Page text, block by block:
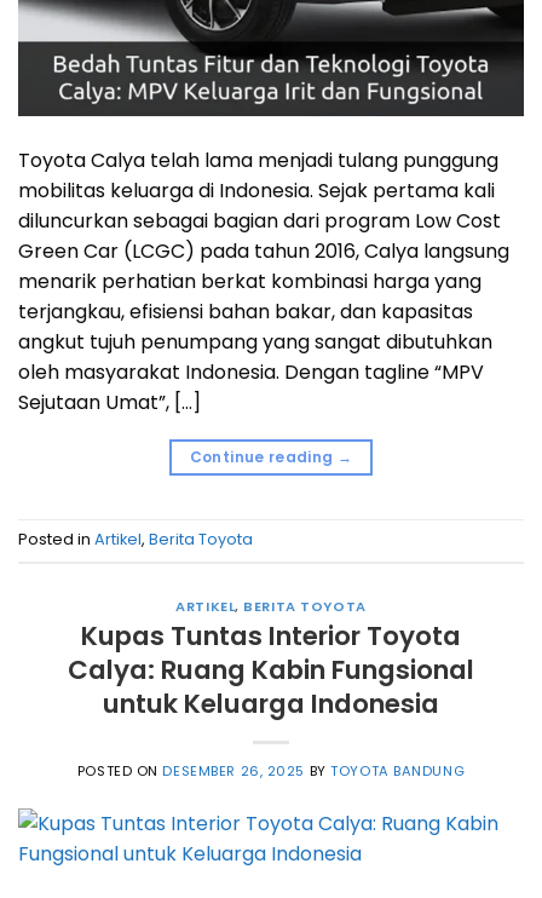
Toyota Calya telah lama menjadi tulang punggung
mobilitas keluarga di Indonesia. Sejak pertama kali
diluncurkan sebagai bagian dari program Low Cost
Green Car (LCGC) pada tahun 2016, Calya langsung
menarik perhatian berkat kombinasi harga yang
terjangkau, efisiensi bahan bakar, dan kapasitas
angkut tujuh penumpang yang sangat dibutuhkan
oleh masyarakat Indonesia. Dengan tagline “MPV
Sejutaan Umat”, […]
Continue reading →
Posted in Artikel, Berita Toyota
ARTIKEL, BERITA TOYOTA
Kupas Tuntas Interior Toyota
Calya: Ruang Kabin Fungsional
untuk Keluarga Indonesia
POSTED ONDESEMBER 26, 2025 BYTOYOTA BANDUNG